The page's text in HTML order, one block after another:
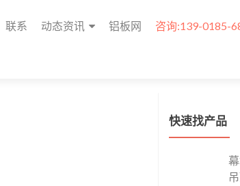
联系 动态资讯 铝板网 咨询:139-0185-
快速找产品